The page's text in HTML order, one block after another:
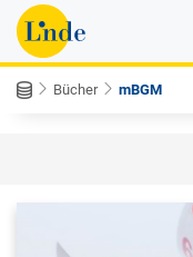
Bücher mBGM